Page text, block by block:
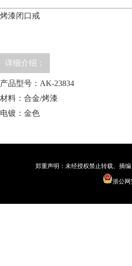
烤漆闭口戒
详细介绍：
产品型号：AK-23834
材料：合金/烤漆
电镀：金色
郑重声明：未经授权禁止转载、摘
浙公网